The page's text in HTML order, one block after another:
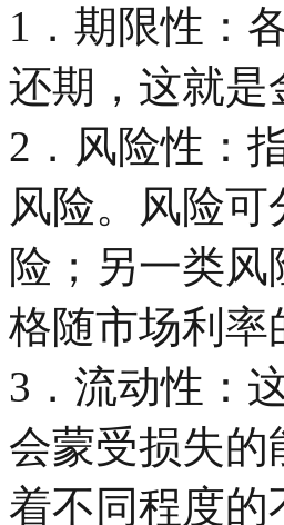
1．期限性：
还期，这就是
2．风险性：
风险。风险
险；另一类
格随市场利率
3．流动性：
会蒙受损失
着不同程度